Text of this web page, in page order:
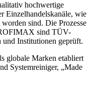
hochwertige
Einzelhandelskanäle, wie
sind. Die Prozesse
sind TÜV-
Institutionen geprüft.
Marken etabliert
Systemreiniger, „Made